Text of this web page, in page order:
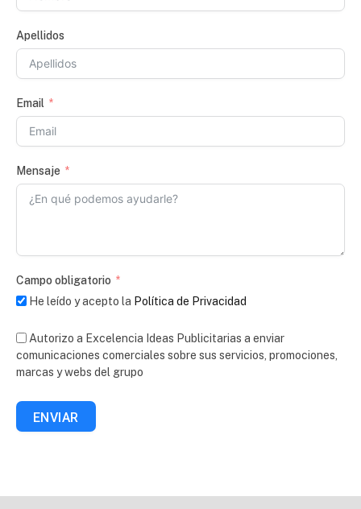
Apellidos
Email
Mensaje
Campo obligatorio
He leído y acepto la Política de Privacidad
Autorizo a Excelencia Ideas Publicitarias a enviar
comunicaciones comerciales sobre sus servicios, promociones,
marcas y webs del grupo
ENVIAR